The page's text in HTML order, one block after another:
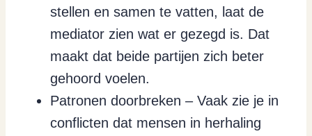
stellen en samen te vatten, laat de
mediator zien wat er gezegd is. Dat
maakt dat beide partijen zich beter
gehoord voelen.
Patronen doorbreken – Vaak zie je in
conflicten dat mensen in herhaling